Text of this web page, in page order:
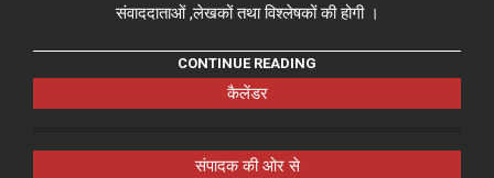
संवाददाताओं ,लेखकों तथा विश्लेषकों की होगी ।
CONTINUE READING
कैलेंडर
संपादक की ओर से